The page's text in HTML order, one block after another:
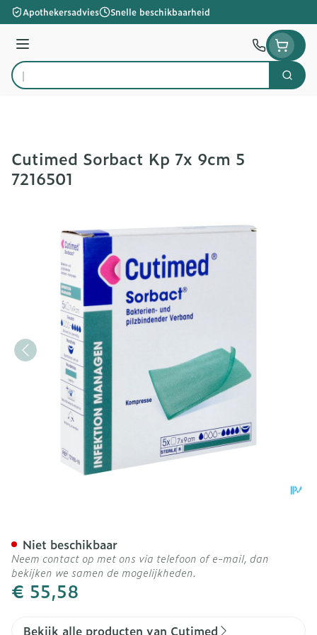
Ga naar de inhoud
Apothekersadvies Snelle beschikbaarheid
Menu
Product, merk, categorie...
Zoek
Cutimed Sorbact Kp 7x 9cm 5
7216501
€ 55,58
Niet beschikbaar
Neem contact op met ons via telefoon of e-mail, dan
bekijken we samen de mogelijkheden.
Bekijk alle producten van Cutimed